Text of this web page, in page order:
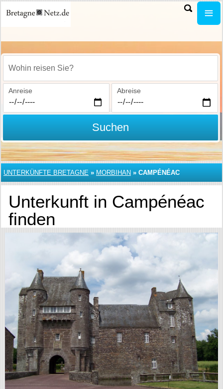
Wohin reisen Sie?
Anreise Abreise
Suchen
UNTERKÜNFTE BRETAGNE » MORBIHAN » CAMPÉNÉAC
Unterkunft in Campénéac
finden